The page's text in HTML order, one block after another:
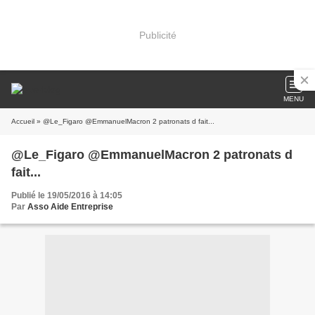
Publicité
MENU
Accueil » @Le_Figaro @EmmanuelMacron 2 patronats d fait...
@Le_Figaro @EmmanuelMacron 2 patronats d
fait...
Publié le 19/05/2016 à 14:05
Par Asso Aide Entreprise